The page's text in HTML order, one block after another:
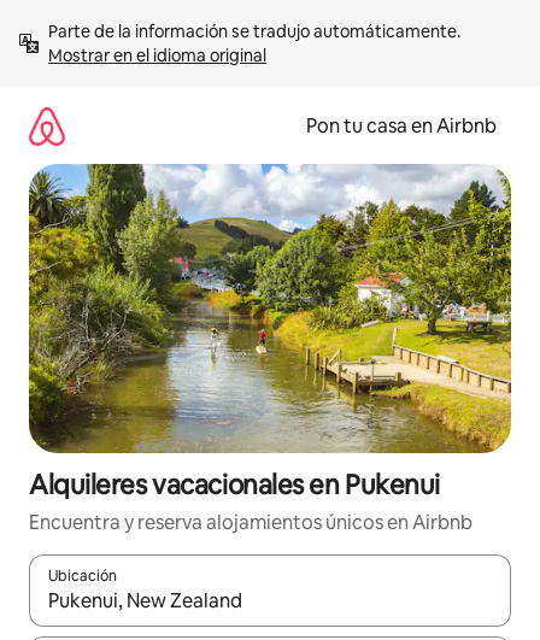
contenidoMostrar en el idioma original
Pon tu casa en Airbnb
Alquileres vacacionales en Pukenui
Encuentra y reserva alojamientos únicos en Airbnb
Ubicación
Cuando los resultados estén disponibles, navega con las